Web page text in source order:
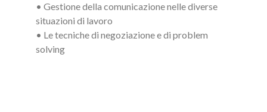
• Gestione della comunicazione nelle diverse
situazioni di lavoro
• Le tecniche di negoziazione e di problem
solving